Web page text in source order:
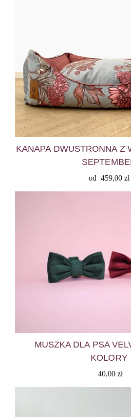
KANAPA DWUSTRONNA Z
od 459,00 zł
MUSZKA DLA PSA
KOLORY
40,00 zł